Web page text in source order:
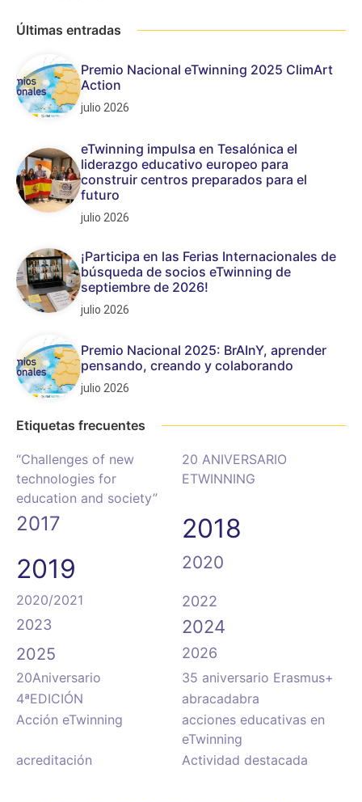
Últimas entradas
Premio Nacional eTwinning 2025 ClimArt
Action
julio 2026
eTwinning impulsa en Tesalónica el
liderazgo educativo europeo para
construir centros preparados para el
futuro
julio 2026
¡Participa en las Ferias Internacionales de
búsqueda de socios eTwinning de
septiembre de 2026!
julio 2026
Premio Nacional 2025: BrAInY, aprender
pensando, creando y colaborando
julio 2026
Etiquetas frecuentes
“Challenges of new
technologies for
education and society”
20 ANIVERSARIO
ETWINNING
2017
2018
2019
2020
2020/2021
2022
2023
2024
2025 2026
20Aniversario
35 aniversario Erasmus+
4ªEDICIÓN
abracadabra
Acción eTwinning
acciones educativas en
eTwinning
acreditación
Actividad destacada